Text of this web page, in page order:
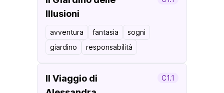
Illusioni
avventura fantasia
sogni
giardino
responsabilità
Il Viaggio di
C1.1